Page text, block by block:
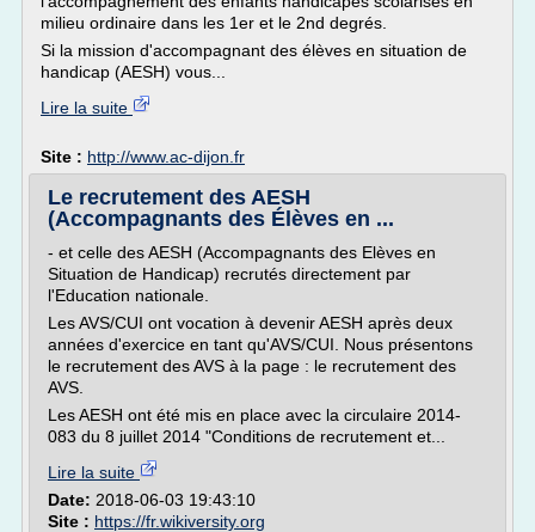
milieu ordinaire dans les 1er et le 2nd degrés.
Si la mission d'accompagnant des élèves en situation de
handicap (AESH) vous...
Lire la suite
Site : http://www.ac-dijon.fr
Le recrutement des AESH
(Accompagnants des Élèves en ...
- et celle des AESH (Accompagnants des Elèves en
Situation de Handicap) recrutés directement par
l'Education nationale.
Les AVS/CUI ont vocation à devenir AESH après deux
années d'exercice en tant qu'AVS/CUI. Nous présentons
le recrutement des AVS à la page : le recrutement des
AVS.
Les AESH ont été mis en place avec la circulaire 2014-
083 du 8 juillet 2014 "Conditions de recrutement et...
Lire la suite
Date: 2018-06-03 19:43:10
Site : https://fr.wikiversity.org